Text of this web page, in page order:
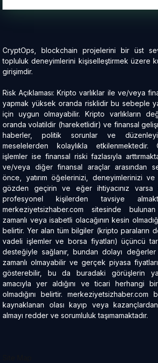
CryptOps, blockchain projelerini bir üst
topluluk deneyimlerini kişiselleştirmek üzere
girişimdir.
Risk Açıklaması: Kripto varlıklar ile ve/veya
yapmak yüksek oranda risklidir bu sebeple
için uygun olmayabilir. Kripto varlıkların
oranda volatildir (hareketlidir) ve finansal
haberler, politik sorunlar ve
meselelerden kolaylıkla etkilenmektedir.
işlemler ise finansal riski fazlasıyla
ve/veya diğer finansal araçlar arasından
önce, yatırım öğelerinizi, deneyimlerinizi ve
gözden geçirin ve eğer ihtiyacınız varsa
profesyonel kişilerden tavsiye
merkeziyetsizhaber.com sitesinde
zamanlı veya isabetli olacağının kesin
belirtir. Yer alan tüm bilgiler (kripto paraların
vadeli işlemler ve borsa fiyatları) üçüncü
desteğiyle sağlanır, bundan dolayı
zamanlı olmayabilir ve gerçek piyasa
gösterebilir, bu da buradaki görüşlerin
amacıyla yer aldığını ve ticari herhangi
olmadığını belirtir. merkeziyetsizhaber.com
kaynaklanan olası kayıp veya
almayı redder ve sorumluluk taşımamaktadır.